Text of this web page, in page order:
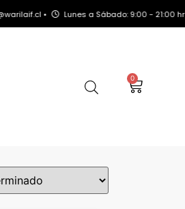
Lunes a Sábado: 9:00 - 21:00 hrs
0